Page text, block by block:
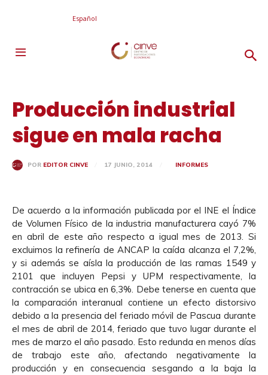
Español
Producción industrial
sigue en mala racha
POR EDITOR CINVE 17 JUNIO, 2014 INFORMES
De acuerdo a la información publicada por el INE el Índice
de Volumen Físico de la industria manufacturera cayó 7%
en abril de este año respecto a igual mes de 2013. Si
excluimos la refinería de ANCAP la caída alcanza el 7,2%,
y si además se aísla la producción de las ramas 1549 y
2101 que incluyen Pepsi y UPM respectivamente, la
contracción se ubica en 6,3%. Debe tenerse en cuenta que
la comparación interanual contiene un efecto distorsivo
debido a la presencia del feriado móvil de Pascua durante
el mes de abril de 2014, feriado que tuvo lugar durante el
mes de marzo el año pasado. Esto redunda en menos días
de trabajo este año, afectando negativamente la
producción y en consecuencia sesgando a la baja la